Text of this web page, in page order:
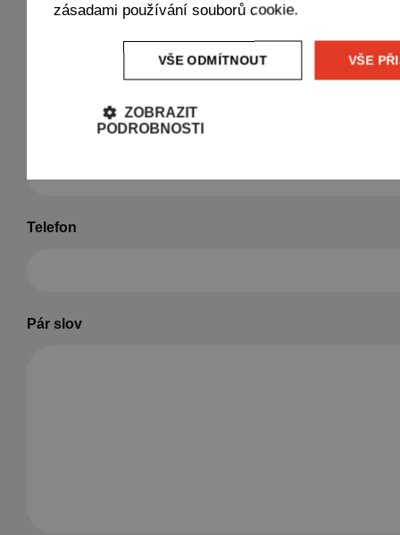
Zašli nám životopis, my se ti ozveme a
Jméno a příjmení
Telefon
Pár slov
zásadami používání souborů cookie.
VŠE
VŠE ODMÍTNOUT
ZOBRAZIT
PODROBNOSTI